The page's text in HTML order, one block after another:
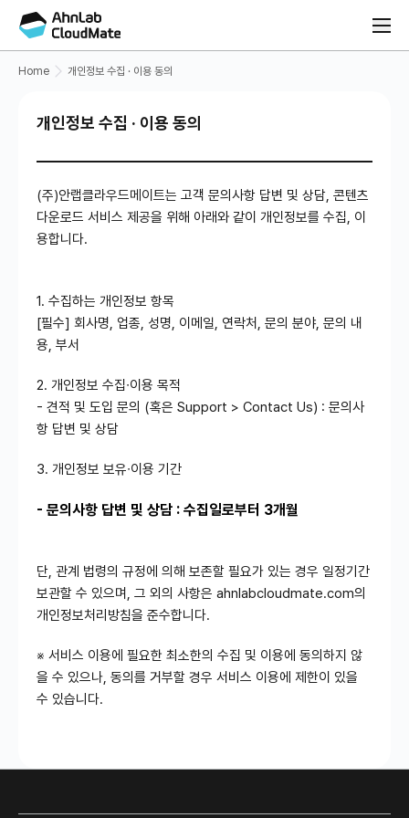
Home 개인정보 수집 · 이용 동의
개인정보 수집 · 이용 동의
(주)안랩클라우드메이트는 고객 문의사항 답변 및 상담, 콘텐츠
다운로드 서비스 제공을 위해 아래와 같이 개인정보를 수집, 이
용합니다.
1. 수집하는 개인정보 항목
[필수] 회사명, 업종, 성명, 이메일, 연락처, 문의 분야, 문의 내
용, 부서
2. 개인정보 수집∙이용 목적
- 견적 및 도입 문의 (혹은 Support > Contact Us) : 문의사
항 답변 및 상담
3. 개인정보 보유∙이용 기간
- 문의사항 답변 및 상담 : 수집일로부터 3개월
단, 관계 법령의 규정에 의해 보존할 필요가 있는 경우 일정기간
보관할 수 있으며, 그 외의 사항은 ahnlabcloudmate.com의
개인정보처리방침을 준수합니다.
※ 서비스 이용에 필요한 최소한의 수집 및 이용에 동의하지 않
을 수 있으나, 동의를 거부할 경우 서비스 이용에 제한이 있을
수 있습니다.